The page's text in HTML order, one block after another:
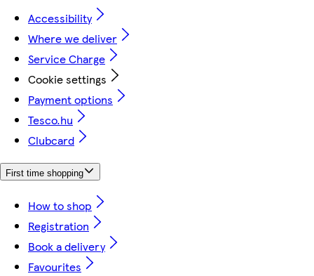
Accessibility
Where we deliver
Service Charge
Cookie settings
Payment options
Tesco.hu
Clubcard
First time shopping
How to shop
Registration
Book a delivery
Favourites